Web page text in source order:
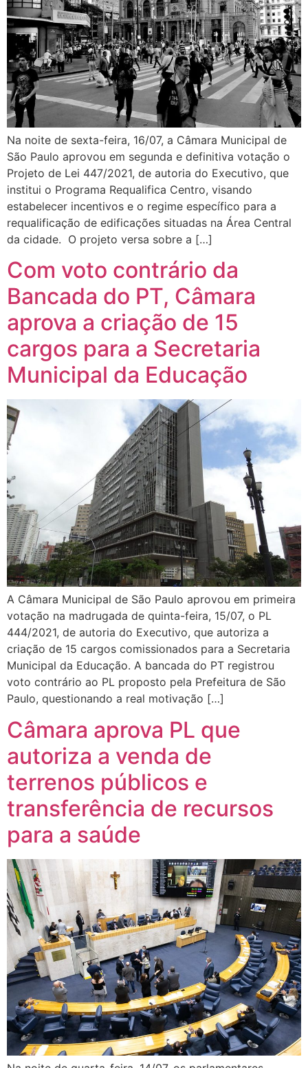
Na noite de sexta-feira, 16/07, a Câmara Municipal de
São Paulo aprovou em segunda e definitiva votação o
Projeto de Lei 447/2021, de autoria do Executivo, que
institui o Programa Requalifica Centro, visando
estabelecer incentivos e o regime específico para a
requalificação de edificações situadas na Área Central
da cidade. O projeto versa sobre a […]
Com voto contrário da
Bancada do PT, Câmara
aprova a criação de 15
cargos para a Secretaria
Municipal da Educação
A Câmara Municipal de São Paulo aprovou em primeira
votação na madrugada de quinta-feira, 15/07, o PL
444/2021, de autoria do Executivo, que autoriza a
criação de 15 cargos comissionados para a Secretaria
Municipal da Educação. A bancada do PT registrou
voto contrário ao PL proposto pela Prefeitura de São
Paulo, questionando a real motivação […]
Câmara aprova PL que
autoriza a venda de
terrenos públicos e
transferência de recursos
para a saúde